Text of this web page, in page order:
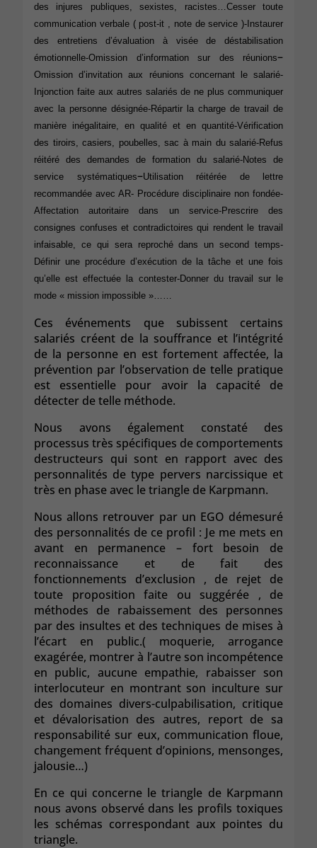
des injures publiques, sexistes, racistes… Cesser toute
communication verbale ( post-it , note de service )- Instaurer
des entretiens d’évaluation à visée de déstabilisation
émotionnelle-Omission d’information sur des réunions–
Omission d’invitation aux réunions concernant le salarié-
Injonction faite aux autres salariés de ne plus communiquer
avec la personne désignée-Répartir la charge de travail de
manière inégalitaire, en qualité et en quantité-Vérification
des tiroirs, casiers, poubelles, sac à main du salarié-Refus
réitéré des demandes de formation du salarié-Notes de
service systématiques–Utilisation réitérée de lettre
recommandée avec AR- Procédure disciplinaire non fondée-
Affectation autoritaire dans un service-Prescrire des
consignes confuses et contradictoires qui rendent le travail
infaisable, ce qui sera reproché dans un second temps-
Définir une procédure d’exécution de la tâche et une fois
qu’elle est effectuée la contester-Donner du travail sur le
mode « mission impossible »……
Ces événements que subissent certains
salariés créent de la souffrance et l’intégrité
de la personne en est fortement affectée, la
prévention par l’observation de telle pratique
est essentielle pour avoir la capacité de
détecter de telle méthode.
Nous avons également constaté des
processus très spécifiques de comportements
destructeurs qui sont en rapport avec des
personnalités de type pervers narcissique et
très en phase avec le triangle de Karpmann.
Nous allons retrouver par un EGO démesuré
des personnalités de ce profil : Je me mets en
avant en permanence – fort besoin de
reconnaissance et de fait des
fonctionnements d’exclusion , de rejet de
toute proposition faite ou suggérée , de
méthodes de rabaissement des personnes
par des insultes et des techniques de mises à
l’écart en public.( moquerie, arrogance
exagérée, montrer à l’autre son incompétence
en public, aucune empathie, rabaisser son
interlocuteur en montrant son inculture sur
des domaines divers-culpabilisation, critique
et dévalorisation des autres, report de sa
responsabilité sur eux, communication floue,
changement fréquent d’opinions, mensonges,
jalousie…)
En ce qui concerne le triangle de Karpmann
nous avons observé dans les profils toxiques
les schémas correspondant aux pointes du
triangle.